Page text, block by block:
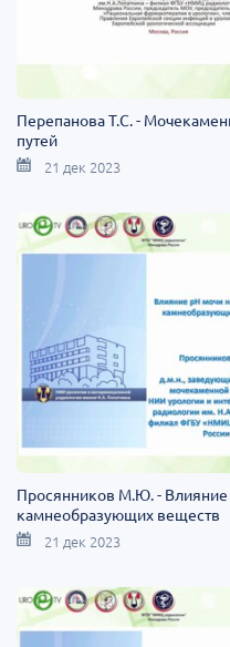
Перепанова Т.С. -
путей
21 дек 2023
Просянников М.Ю. -
камнеобразующих веществ
21 дек 2023